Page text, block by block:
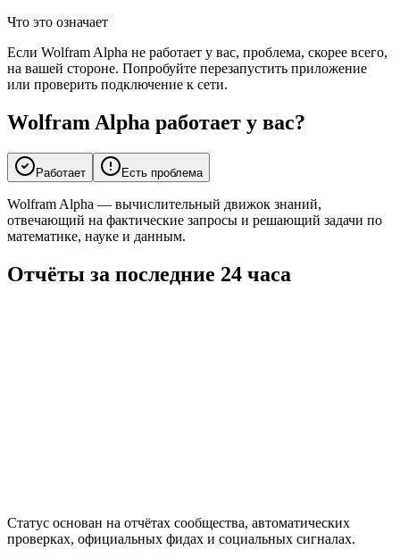
Что это означает
Если Wolfram Alpha не работает у вас, проблема, скорее всего,
на вашей стороне. Попробуйте перезапустить приложение
или проверить подключение к сети.
Wolfram Alpha работает у вас?
Работает Есть проблема
Wolfram Alpha — вычислительный движок знаний,
отвечающий на фактические запросы и решающий задачи по
математике, науке и данным.
Отчёты за последние 24 часа
Статус основан на отчётах сообщества, автоматических
проверках, официальных фидах и социальных сигналах.